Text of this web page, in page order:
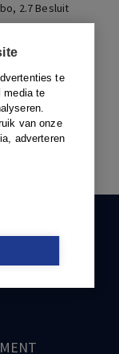
te
media te
van onze
adverteren
, 2.7 Besluit
geluidsnorm